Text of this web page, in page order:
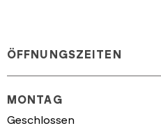
ÖFFNUNGSZEITEN
MONTAG
Geschlossen